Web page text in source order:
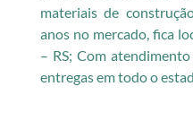
materiais de
anos no mercado, fica
– RS; Com
entregas em todo o